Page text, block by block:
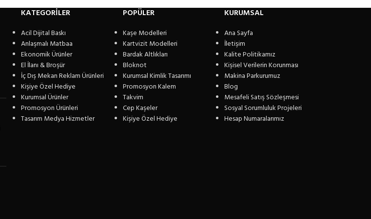
KATEGORİLER
Acil Dijital Baskı
Anlaşmalı Matbaa
Ekonomik Ürünler
El İlanı & Broşür
İç Dış Mekan Reklam Ürünleri
Kişiye Özel Hediye
Kurumsal Ürünler
Promosyon Ürünleri
Tasarım Medya Hizmetler
POPÜLER
Kaşe Modelleri
Kartvizit Modelleri
Bardak Altlıkları
Bloknot
Kurumsal Kimlik Tasarımı
Promosyon Kalem
Takvim
Cep Kaşeler
Kişiye Özel Hediye
KURUMSAL
Ana Sayfa
İletişim
Kalite Politikamız
Kişisel Verilerin Korunması
Makina Parkurumuz
Blog
Mesafeli Satış Sözleşmesi
Sosyal Sorumluluk Projeleri
Hesap Numaralarımız